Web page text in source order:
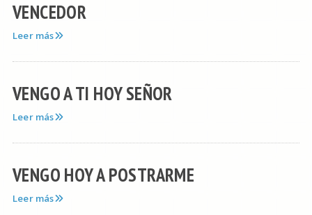
VENCEDOR
Leer más
VENGO A TI HOY SEÑOR
Leer más
VENGO HOY A POSTRARME
Leer más